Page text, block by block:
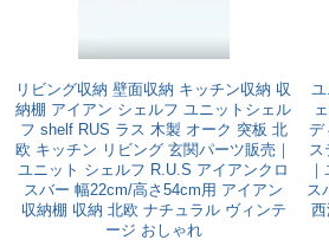
リビング収納 壁面収納 キッチン収納 収
納棚 アイアン シェルフ ユニットシェル
フ shelf RUS ラス 木製 オーク 突板 北
欧 キッチン リビング 玄関パーツ販売｜
ユニット シェルフ R.U.S アイアンクロ
スバー 幅22cm/高さ54cm用 アイアン
収納棚 収納 北欧 ナチュラル ヴィンテ
ージ おしゃれ
デ
ス
ス